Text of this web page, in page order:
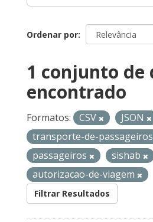
Ordenar por
1 conjunto de
encontrado
Formatos: CSV JSON
transporte-de-passageiros
passageiros
sishab
autorizacao-de-viagem
Filtrar Resultados